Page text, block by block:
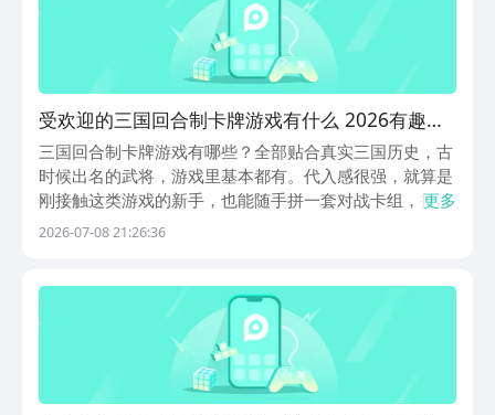
受欢迎的三国回合制卡牌游戏有什么 2026有趣的
回合制卡牌游戏推荐
三国回合制卡牌游戏有哪些？全部贴合真实三国历史，古
时候出名的武将，游戏里基本都有。代入感很强，就算是
刚接触这类游戏的新手，也能随手拼一套对战卡组，打架
门槛很低。另外，九游是手游福利性价比最高的游戏盒
国...
更多
2026-07-08 21:26:36